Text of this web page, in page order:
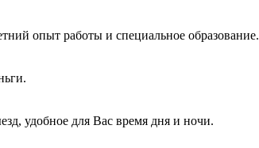
опыт работы и специальное образование.
удобное для Вас время дня и ночи.